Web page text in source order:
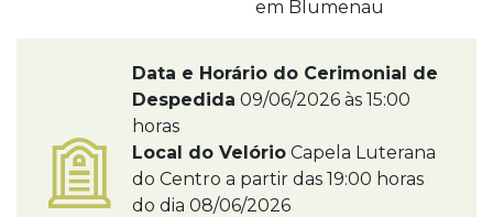
em Blumenau
Data e Horário do Cerimonial de
Despedida 09/06/2026 às 15:00
horas
Local do Velório Capela Luterana
do Centro a partir das 19:00 horas
do dia 08/06/2026